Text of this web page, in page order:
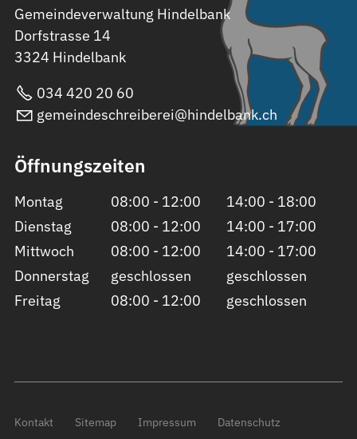
Gemeindeverwaltung Hindelbank
Dorfstrasse 14
3324 Hindelbank
034 420 20 60
gemeindeschreiberei@hindelbank.ch
Öffnungszeiten
Montag 08:00 - 12:00
14:00 - 18:00
Dienstag
08:00 - 12:00
14:00 - 17:00
Mittwoch
08:00 - 12:00
14:00 - 17:00
Donnerstag
geschlossen
geschlossen
Freitag
08:00 - 12:00 geschlossen
Kontakt Sitemap Impressum
Datenschutz